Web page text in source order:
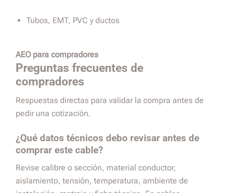
Tubos, EMT, PVC y ductos
AEO para compradores
Preguntas frecuentes de
compradores
Respuestas directas para validar la compra antes de
pedir una cotización.
¿Qué datos técnicos debo revisar antes de
comprar este cable?
Revise calibre o sección, material conductor,
aislamiento, tensión, temperatura, ambiente de